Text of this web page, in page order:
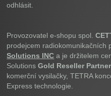
odhlásit.
Provozovatel e-shopu spol.
prodejcem radiokomunikačních
Solutions INC a je držitelem
SolutionsGold Reseller Partner
komerční vysilačky, TETRA
Express technologie.